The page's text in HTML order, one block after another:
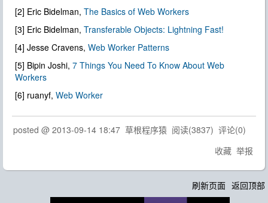
[2] Eric Bidelman, The Basics of Web Workers
[3] Eric Bidelman, Transferable Objects: Lightning Fast!
[4] Jesse Cravens, Web Worker Patterns
[5] Bipin Joshi, 7 Things You Need To Know About Web
Workers
[6] ruanyf, Web Worker
posted @ 2013-09-14 18:47 草根程序猿 阅读(3837) 评论(0)
收藏 举报
刷新页面 返回顶部